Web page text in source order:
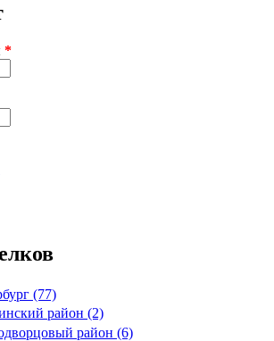
*
(77)
район (2)
район (6)